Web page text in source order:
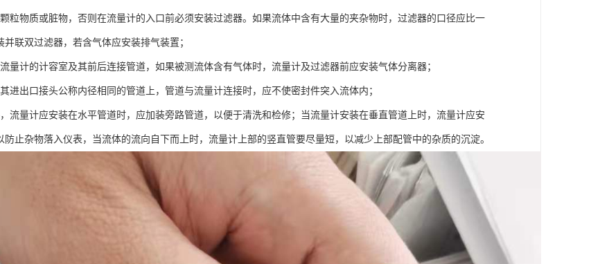
粒物质或脏物，否则在流量计的入口前必须安装过滤器。如果流体中含有大量的夹杂物时，过滤器的口径应比一
联双过滤器，若含气体应安装排气装置；
量计的计容室及其前后连接管道，如果被测流体含有气体时，流量计及过滤器前应安装气体分离器；
进出口接头公称内径相同的管道上，管道与流量计连接时，应不使密封件突入流体内；
流量计应安装在水平管道时，应加装旁路管道，以便于清洗和检修；当流量计安装在垂直管道上时，流量计应安
防止杂物落入仪表，当流体的流向自下而上时，流量计上部的竖直管要尽量短，以减少上部配管中的杂质的沉淀。